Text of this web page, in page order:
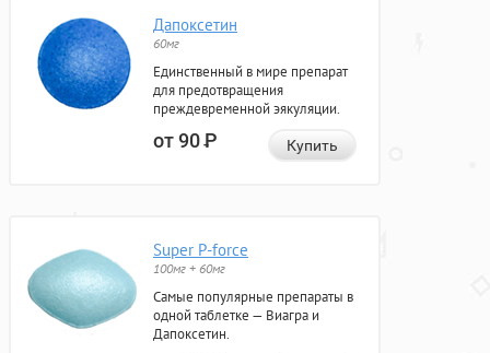
Дапоксетин
60мг
Единственный в мире препарат
для предотвращения
преждевременной эякуляции.
от 90Р Купить
Super P-force
100мг + 60мг
Самые популярные препараты в
одной таблетке — Виагра и
Дапоксетин.